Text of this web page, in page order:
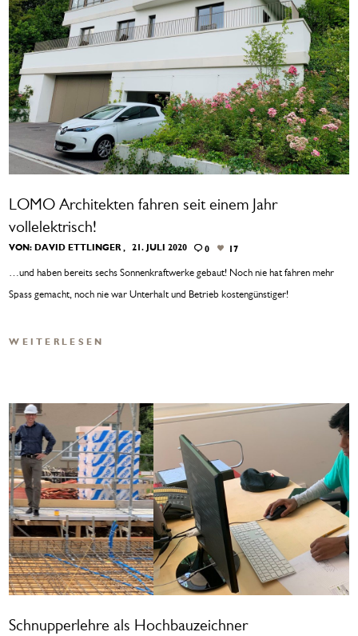
LOMO Architekten fahren seit einem Jahr
vollelektrisch!
VON: DAVID ETTLINGER 21. JULI 2020 0 17
…und haben bereits sechs Sonnenkraftwerke gebaut! Noch nie hat fahren mehr
Spass gemacht, noch nie war Unterhalt und Betrieb kostengünstiger!
WEITERLESEN
Schnupperlehre als Hochbauzeichner